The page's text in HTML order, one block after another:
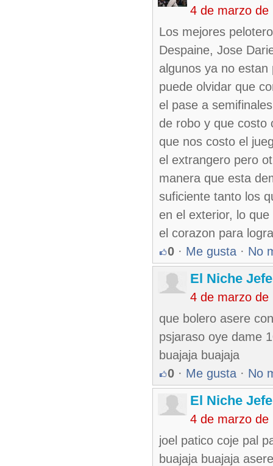
4 de marzo de
Los mejores
Despaine, Jose
algunos ya no
puede olvidar que
el pase a
de robo y que costo
que nos costo el
el extrangero pero
manera que esta
suficiente tanto los
en el exterior, lo
el corazon para
0 · Me gusta · No
El Niche
4 de marzo de
que bolero asere
psjaraso oye dame
buajaja buajaja
0 · Me gusta · No
El Niche
4 de marzo de
joel patico coje pal
buajaja buajaja